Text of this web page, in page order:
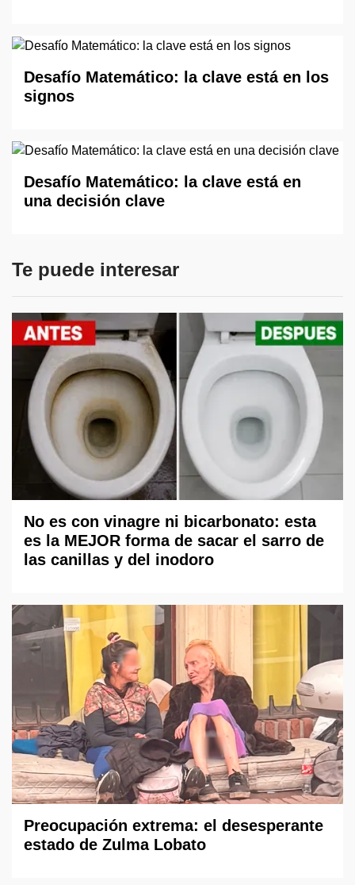
Desafío Matemático: la clave está en los
signos
Desafío Matemático: la clave está en
una decisión clave
Te puede interesar
No es con vinagre ni bicarbonato: esta
es la MEJOR forma de sacar el sarro de
las canillas y del inodoro
Preocupación extrema: el desesperante
estado de Zulma Lobato